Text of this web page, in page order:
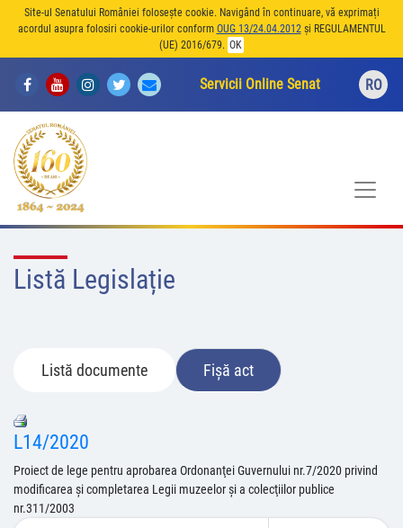
Site-ul Senatului României folosește cookie. Navigând în continuare, vă exprimați
acordul asupra folosiri cookie-urilor conform OUG 13/24.04.2012și REGULAMENTUL
(UE) 2016/679. OK
Servicii Online Senat RO
Listă Legislație
Listă documente Fișă act
L14/2020
Proiect de lege pentru aprobarea Ordonanţei Guvernului nr.7/2020 privind
modificarea şi completarea Legii muzeelor şi a colecţiilor publice
nr.311/2003